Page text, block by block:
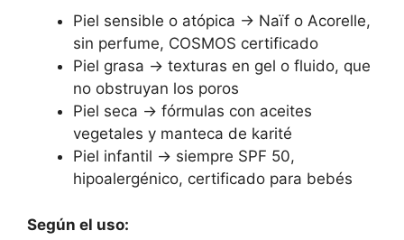
Piel sensible o atópica → Naïf o Acorelle,
sin perfume, COSMOS certificado
Piel grasa → texturas en gel o fluido, que
no obstruyan los poros
Piel seca → fórmulas con aceites
vegetales y manteca de karité
Piel infantil → siempre SPF 50,
hipoalergénico, certificado para bebés
Según el uso: